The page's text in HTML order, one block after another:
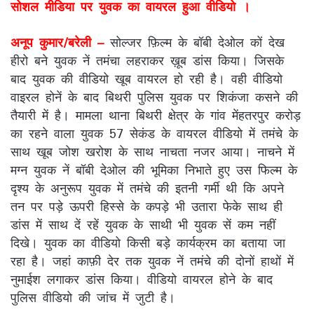
सोशल मीडिया पर युवक का वायरल हुआ वीडियो ।
अनूप कुमार/बरेली – सोल्जर फ़िल्म के बॉबी देओल कों देख
हीरो बने युवक नें तमंचा लहराकर ख़ूब डांस किया। जिसके
बाद युवक की वीडियो खूब वायरल हो रही है। वही वीडियो
वाइरल होनें के बाद बिथरी पुलिस युवक पर शिकंजा कसने की
तैयारी में है। मामला थाना बिथरी क्षेत्र के गांव मेंहतरपुर करोड़
का रहने वाला युवक 57 सेकंड के वायरल वीडियो में तमंचे के
साथ खूब जोश खरोश के साथ नाचता नजर आया। नाचने में
मग्न युवक नें बॉबी देओल की भूमिका निभाते हुए उस फिल्म के
दृश्य के अनुरूप युवक में तमंचे की इतनी गर्मी थी कि अपने
तन पर पड़े ऊपरी हिस्से के कपड़े भी उतारा फेके साथ ही
डांस में साथ दें रहें युवक के साथी भी युवक सें कम नहीं
दिखे। युवक का वीडियो किसी बड़े कार्यक्रम का बताया जा
रहा है। जहां काफ़ी देर तक युवक नें तमंचे की दोनों हाथों में
नुमाईश लगाकर डांस किया। वीडियो वायरल होने के बाद
पुलिस वीडियो की जांच में जुटी है।